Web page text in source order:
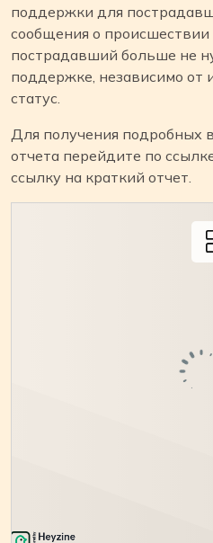
поддержки для
сообщения о происшествии
пострадавший больше не
поддержке, независимо от
статус.
Для получения подробных
отчета перейдите по
ссылку на краткий отчет.